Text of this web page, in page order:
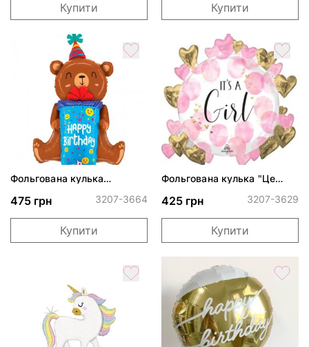
Купити Купити
Фольгована кулька
475 грн 3207-3664
Купити
Фольгована кулька "Це
425 грн 3207-3629
Купити